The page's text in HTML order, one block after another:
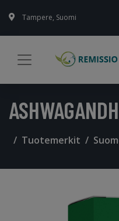
Tampere, Suomi
Tuotemerkit